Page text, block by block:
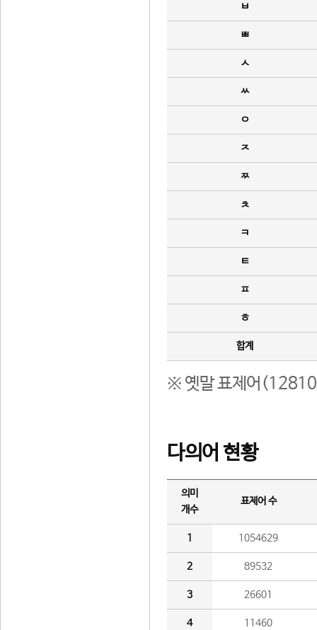
ㅂ
ㅃ
ㅅ
ㅆ
ㅇ
ㅈ
ㅉ
ㅊ
ㅋ
ㅌ
ㅍ
ㅎ
합계
※ 옛말 표제어(12810
다의어 현황
의미
개수
표제어 수
1 1054629
2 89532
3 26601
4 11460